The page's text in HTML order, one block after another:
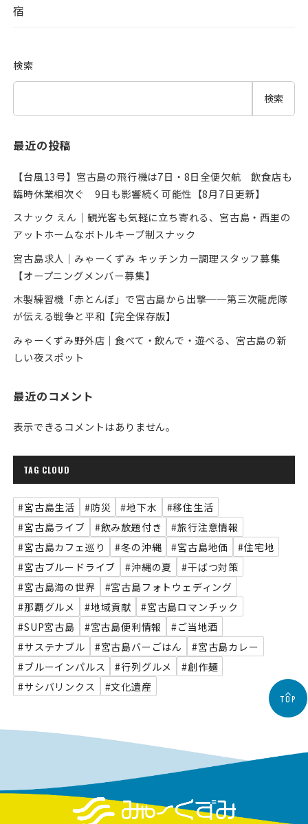
宿
検索
検索
最近の投稿
【台風13号】宮古島の飛行機は7日・8日全便欠航 飲食店も
臨時休業相次ぐ 9日も影響続く可能性【8月7日更新】
スナック えん｜観光客も気軽に立ち寄れる、宮古島・西里の
アットホームなボトルキープ制スナック
宮古島求人｜みゃーくずみ キッチンカー調理スタッフ募集
【オープニングメンバー募集】
木製練習機「赤とんぼ」で宮古島から出撃──第三次龍虎隊
が伝える戦争と平和【完全保存版】
みゃーくずみ野外店｜食べて・飲んで・遊べる、宮古島の新
しい夜スポット
最近のコメント
表示できるコメントはありません。
TAG CLOUD
#宮古島生活 #防災 #地下水
#移住生活
#宮古島ライブ
#飲み放題付き
#旅行注意情報
#宮古島カフェ巡り
#冬の沖縄 #宮古島地価
#住宅地
#宮古ブルードライブ
#沖縄の夏
#干ばつ対策
#宮古島海の世界
#宮古島フォトウェディング
#那覇グルメ
#地域貢献
#宮古島ロマンチック
#SUP宮古島
#宮古島便利情報
#ご当地酒
#サステナブル
#宮古島バーごはん
#宮古島カレー
#ブルーインパルス
#行列グルメ
#創作麺
#サシバリンクス
#文化遺産
TOP